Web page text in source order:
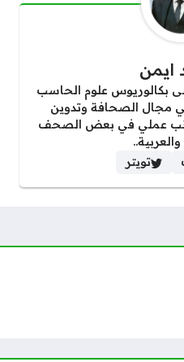
ايمن
بكالوريوس علوم الحاسب
مجال الصحافة وتدوين
منذ عام 2012 بجانب عملي في بعض الصحف
تويتر